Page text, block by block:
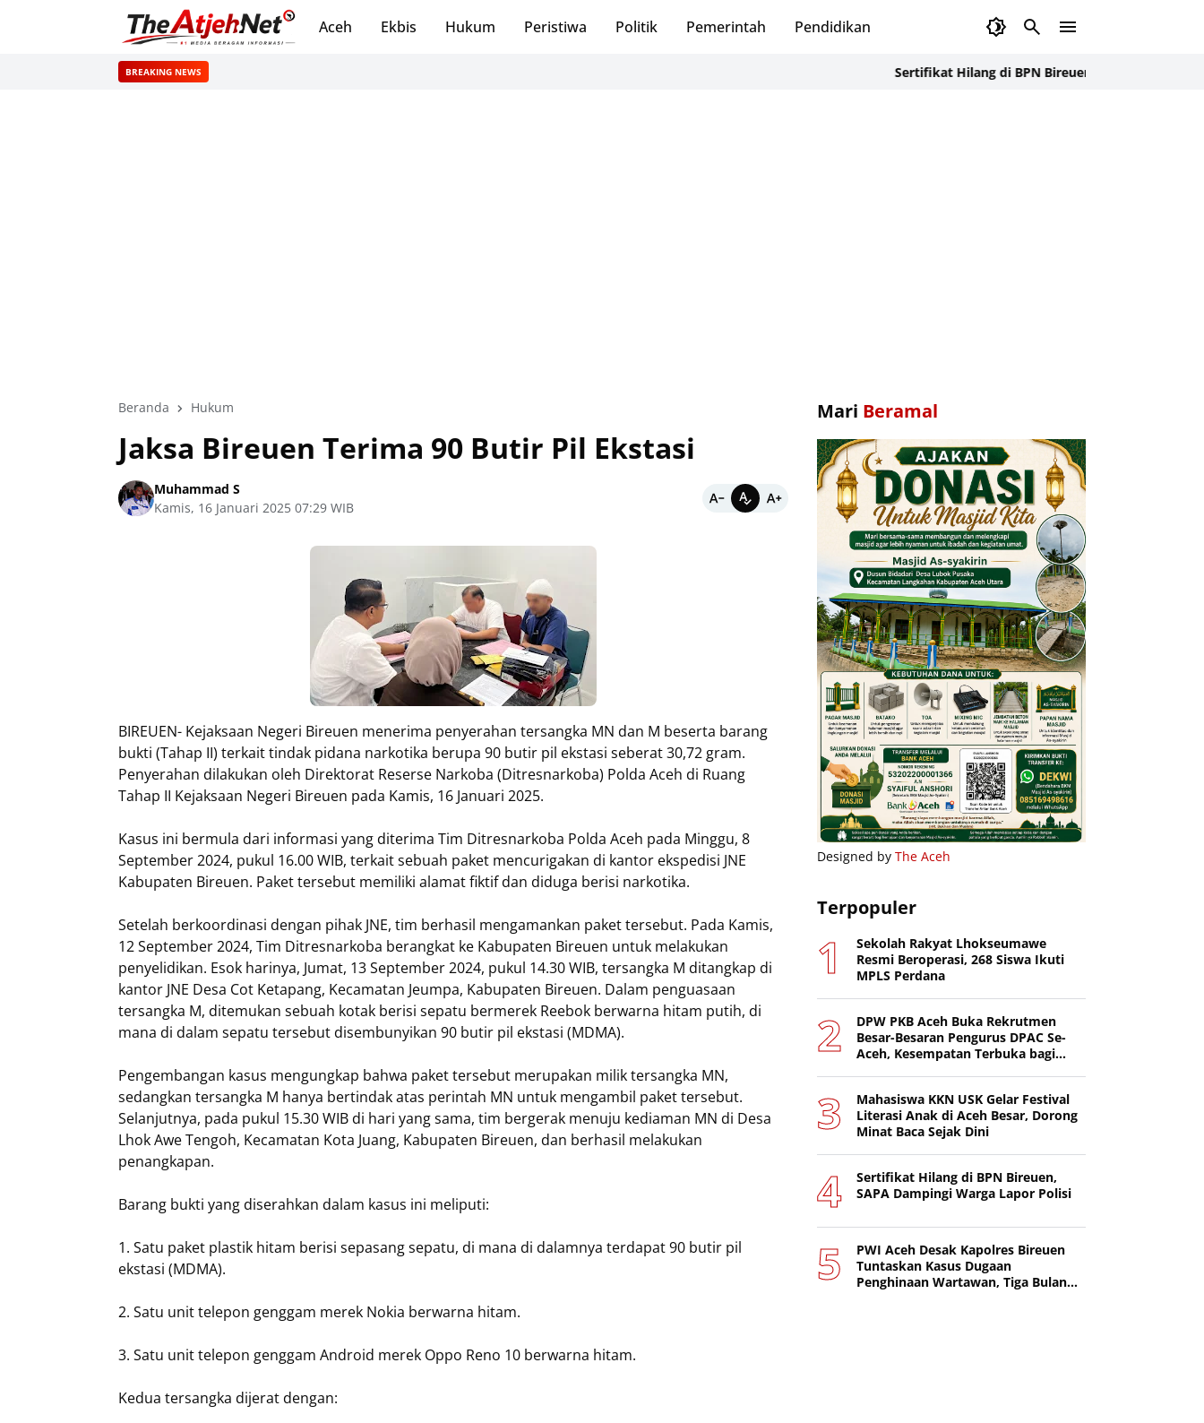
Aceh Ekbis Hukum Peristiwa Politik Pemerintah Pendidikan
BREAKING NEWS Sertifikat Hilang di BPN Bireuen, SAPA Dampingi Warga
Beranda Hukum
Jaksa Bireuen Terima 90 Butir Pil Ekstasi
Muhammad S
Kamis, 16 Januari 2025 07:29 WIB
BIREUEN- Kejaksaan Negeri Bireuen menerima penyerahan tersangka MN dan M beserta barang
bukti (Tahap II) terkait tindak pidana narkotika berupa 90 butir pil ekstasi seberat 30,72 gram.
Penyerahan dilakukan oleh Direktorat Reserse Narkoba (Ditresnarkoba) Polda Aceh di Ruang
Tahap II Kejaksaan Negeri Bireuen pada Kamis, 16 Januari 2025.
Kasus ini bermula dari informasi yang diterima Tim Ditresnarkoba Polda Aceh pada Minggu, 8
September 2024, pukul 16.00 WIB, terkait sebuah paket mencurigakan di kantor ekspedisi JNE
Kabupaten Bireuen. Paket tersebut memiliki alamat fiktif dan diduga berisi narkotika.
Setelah berkoordinasi dengan pihak JNE, tim berhasil mengamankan paket tersebut. Pada Kamis,
12 September 2024, Tim Ditresnarkoba berangkat ke Kabupaten Bireuen untuk melakukan
penyelidikan. Esok harinya, Jumat, 13 September 2024, pukul 14.30 WIB, tersangka M ditangkap di
kantor JNE Desa Cot Ketapang, Kecamatan Jeumpa, Kabupaten Bireuen. Dalam penguasaan
tersangka M, ditemukan sebuah kotak berisi sepatu bermerek Reebok berwarna hitam putih, di
mana di dalam sepatu tersebut disembunyikan 90 butir pil ekstasi (MDMA).
Pengembangan kasus mengungkap bahwa paket tersebut merupakan milik tersangka MN,
sedangkan tersangka M hanya bertindak atas perintah MN untuk mengambil paket tersebut.
Selanjutnya, pada pukul 15.30 WIB di hari yang sama, tim bergerak menuju kediaman MN di Desa
Lhok Awe Tengoh, Kecamatan Kota Juang, Kabupaten Bireuen, dan berhasil melakukan
penangkapan.
Barang bukti yang diserahkan dalam kasus ini meliputi:
1. Satu paket plastik hitam berisi sepasang sepatu, di mana di dalamnya terdapat 90 butir pil
ekstasi (MDMA).
2. Satu unit telepon genggam merek Nokia berwarna hitam.
3. Satu unit telepon genggam Android merek Oppo Reno 10 berwarna hitam.
Kedua tersangka dijerat dengan:
Mari Beramal
Designed by The Aceh
Terpopuler
Sekolah Rakyat Lhokseumawe
Resmi Beroperasi, 268 Siswa Ikuti
MPLS Perdana
DPW PKB Aceh Buka Rekrutmen
Besar-Besaran Pengurus DPAC Se-
Aceh, Kesempatan Terbuka bagi
Mahasiswa KKN USK Gelar Festival
Literasi Anak di Aceh Besar, Dorong
Minat Baca Sejak Dini
Sertifikat Hilang di BPN Bireuen,
SAPA Dampingi Warga Lapor Polisi
PWI Aceh Desak Kapolres Bireuen
Tuntaskan Kasus Dugaan
Penghinaan Wartawan, Tiga Bulan